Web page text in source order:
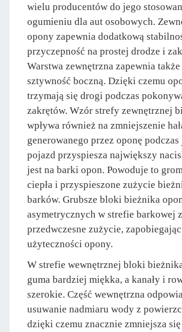
wielu producentów do jego
ogumieniu dla aut osobowych.
opony zapewnia dodatkową
przyczepność na prostej drodze i
Warstwa zewnętrzna zapewnia
sztywność boczną. Dzięki czemu
trzymają się drogi podczas
zakrętów. Wzór strefy zewnętrznej
wpływa również na zmniejszenie
generowanego przez oponę
pojazd przyspiesza największy
jest na barki opon. Powoduje to
ciepła i przyspieszone zużycie
barków. Grubsze bloki bieżnika
asymetrycznych w strefie barkowej
przedwczesne zużycie,
użyteczności opony.
W strefie wewnętrznej bloki
guma bardziej miękka, a kanały i
szerokie. Część wewnętrzna
usuwanie nadmiaru wody z
dzięki czemu znacznie zmniejsza